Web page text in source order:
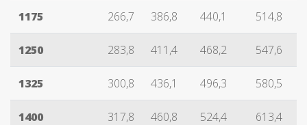
1175 266,7 386,8 440,1 514,8
1250 283,8 411,4 468,2 547,6
1325 300,8 436,1 496,3 580,5
1400 317,8 460,8 524,4 613,4